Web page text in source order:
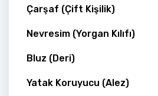
Çarşaf (Çift Kişilik)
Nevresim (Yorgan Kılıfı)
Bluz (Deri)
Yatak Koruyucu (Alez)